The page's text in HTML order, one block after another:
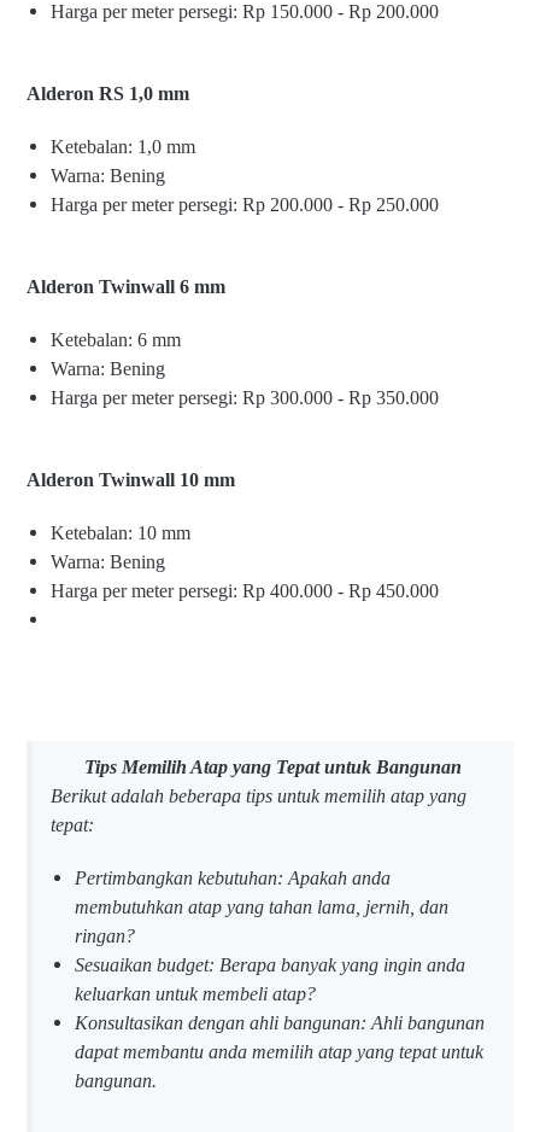
Harga per meter persegi: Rp 150.000 - Rp 200.000
Alderon RS 1,0 mm
Ketebalan: 1,0 mm
Warna: Bening
Harga per meter persegi: Rp 200.000 - Rp 250.000
Alderon Twinwall 6 mm
Ketebalan: 6 mm
Warna: Bening
Harga per meter persegi: Rp 300.000 - Rp 350.000
Alderon Twinwall 10 mm
Ketebalan: 10 mm
Warna: Bening
Harga per meter persegi: Rp 400.000 - Rp 450.000
Tips Memilih Atap yang Tepat untuk Bangunan
Berikut adalah beberapa tips untuk memilih atap yang
tepat:
Pertimbangkan kebutuhan: Apakah anda
membutuhkan atap yang tahan lama, jernih, dan
ringan?
Sesuaikan budget: Berapa banyak yang ingin anda
keluarkan untuk membeli atap?
Konsultasikan dengan ahli bangunan: Ahli bangunan
dapat membantu anda memilih atap yang tepat untuk
bangunan.